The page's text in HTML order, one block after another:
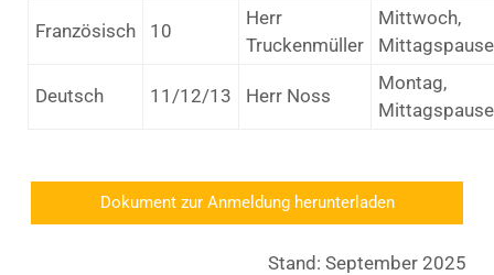
Französisch 10
Herr
Truckenmüller
Mittwoch,
Mittagspause
Deutsch 11/12/13 Herr Noss
Montag,
Mittagspause
Dokument zur Anmeldung herunterladen
Stand: September 2025